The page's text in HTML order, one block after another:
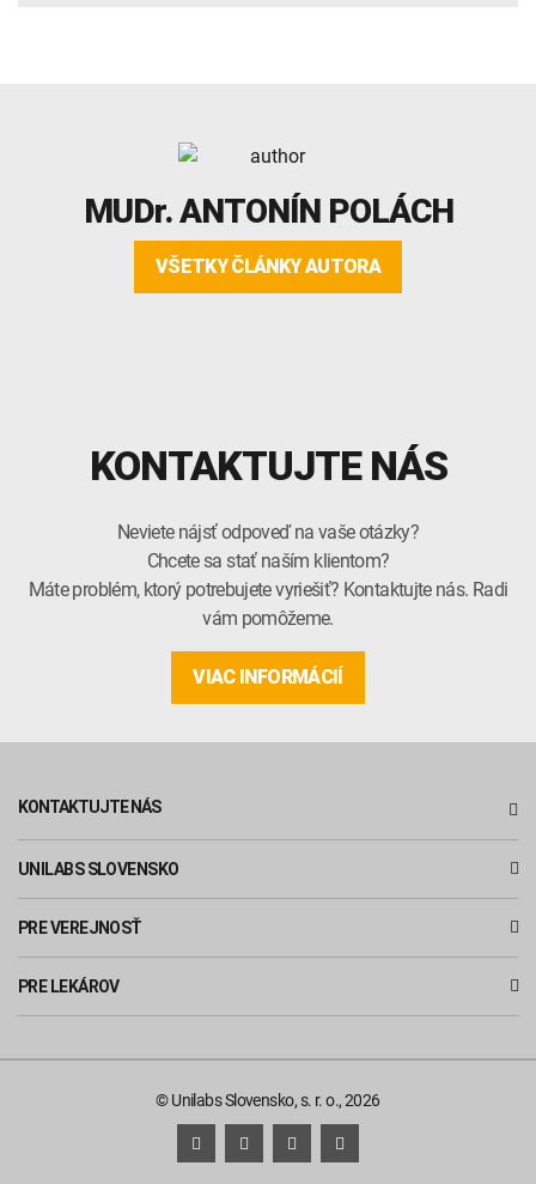
MUDr.ANTONÍN POLÁCH
VŠETKY ČLÁNKY AUTORA
KONTAKTUJTE NÁS
Neviete nájsť odpoveď na vaše otázky?
Chcete sa stať naším klientom?
Máte problém, ktorý potrebujete vyriešiť? Kontaktujte nás. Radi
vám pomôžeme.
VIAC INFORMÁCIÍ
KONTAKTUJTE NÁS
UNILABS SLOVENSKO
PRE VEREJNOSŤ
PRE LEKÁROV
© Unilabs Slovensko, s. r. o., 2026